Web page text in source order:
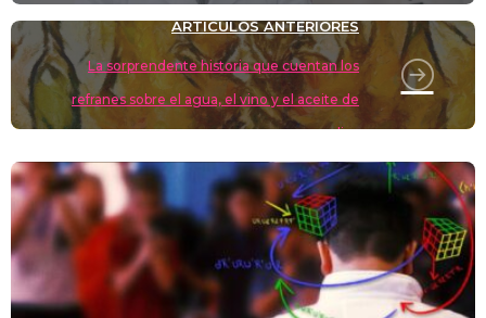
ARTÍCULOS ANTERIORES
La sorprendente historia que cuentan los
refranes sobre el agua, el vino y el aceite de
oliva